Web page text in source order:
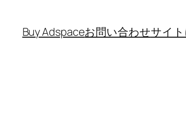
Buy Adspaceお問い合わせサイ